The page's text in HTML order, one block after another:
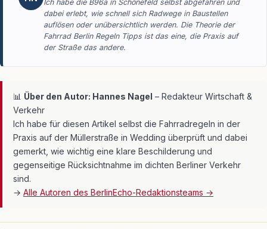
Ich habe die B96a in Schönefeld selbst abgefahren und
dabei erlebt, wie schnell sich Radwege in Baustellen
auflösen oder unübersichtlich werden. Die Theorie der
Fahrrad Berlin Regeln Tipps ist das eine, die Praxis auf
der Straße das andere.
📊 Über den Autor: Hannes Nagel – Redakteur Wirtschaft &
Verkehr
Ich habe für diesen Artikel selbst die Fahrradregeln in der
Praxis auf der Müllerstraße in Wedding überprüft und dabei
gemerkt, wie wichtig eine klare Beschilderung und
gegenseitige Rücksichtnahme im dichten Berliner Verkehr
sind.
→ Alle Autoren des BerlinEcho-Redaktionsteams →